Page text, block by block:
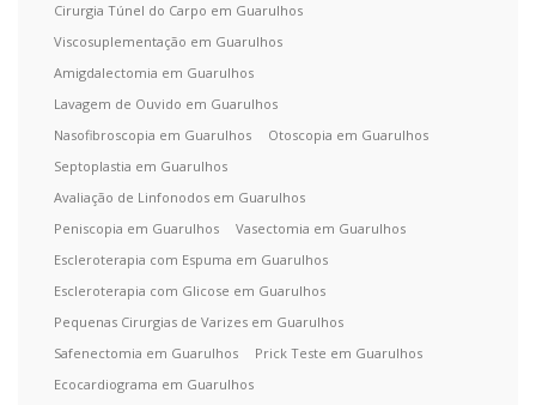
Cirurgia Túnel do Carpo em Guarulhos
Viscosuplementação em Guarulhos
Amigdalectomia em Guarulhos
Lavagem de Ouvido em Guarulhos
Nasofibroscopia em Guarulhos
Otoscopia em Guarulhos
Septoplastia em Guarulhos
Avaliação de Linfonodos em Guarulhos
Peniscopia em Guarulhos
Vasectomia em Guarulhos
Escleroterapia com Espuma em Guarulhos
Escleroterapia com Glicose em Guarulhos
Pequenas Cirurgias de Varizes em Guarulhos
Safenectomia em Guarulhos
Prick Teste em Guarulhos
Ecocardiograma em Guarulhos